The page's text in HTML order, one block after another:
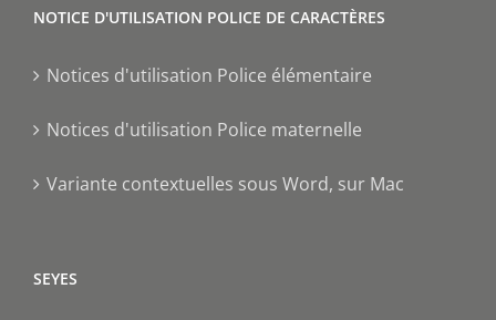
NOTICE D'UTILISATION POLICE DE CARACTÈRES
Notices d'utilisation Police élémentaire
Notices d'utilisation Police maternelle
Variante contextuelles sous Word, sur Mac
SEYES